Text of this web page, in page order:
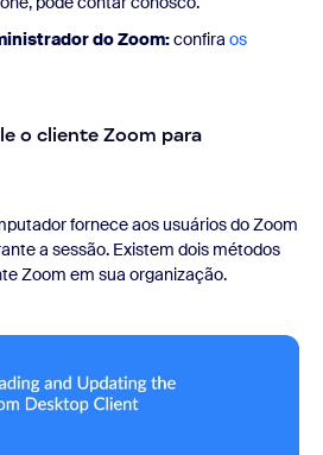
do Zoom:confira os
o cliente Zoom para
fornece aos usuários do Zoom
a sessão. Existem dois métodos
Zoom em sua organização.